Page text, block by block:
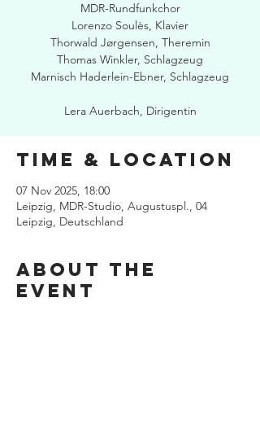
MDR-Rundfunkchor
Lorenzo Soulès, Klavier
Thorwald Jørgensen, Theremin
Thomas Winkler, Schlagzeug
Marnisch Haderlein-Ebner, Schlagzeug
Lera Auerbach, Dirigentin
Time & Location
07 Nov 2025, 18:00
Leipzig, MDR-Studio, Augustuspl., 04
Leipzig, Deutschland
About the
event